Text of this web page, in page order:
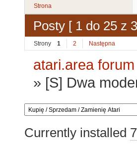
Strona
Posty [ 1 do 25 z
Strony 1 2 Następna
atari.area forum
» [S] Dwa
Currently installed